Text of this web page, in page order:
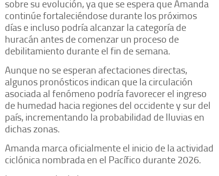
sobre su evolución, ya que se espera que Amanda
continúe fortaleciéndose durante los próximos
días e incluso podría alcanzar la categoría de
huracán antes de comenzar un proceso de
debilitamiento durante el fin de semana.
Aunque no se esperan afectaciones directas,
algunos pronósticos indican que la circulación
asociada al fenómeno podría favorecer el ingreso
de humedad hacia regiones del occidente y sur del
país, incrementando la probabilidad de lluvias en
dichas zonas.
Amanda marca oficialmente el inicio de la actividad
ciclónica nombrada en el Pacífico durante 2026.